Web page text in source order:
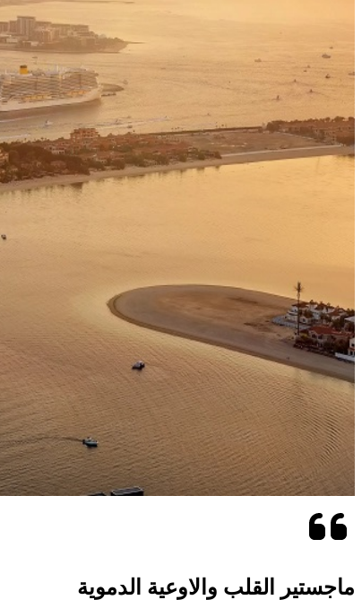
ماجستير القلب والاوعية الدموية